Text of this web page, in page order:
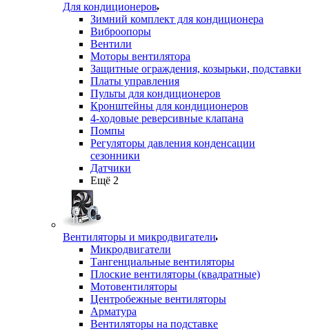
Для кондиционеров
Зимний комплект для кондиционера
Виброопоры
Вентили
Моторы вентилятора
Защитные ограждения, козырьки, подставки
Платы управления
Пульты для кондиционеров
Кронштейны для кондиционеров
4-ходовые реверсивные клапана
Помпы
Регуляторы давления конденсации
сезонники
Датчики
Ещё 2
Вентиляторы и микродвигатели
Микродвигатели
Тангенциальные вентиляторы
Плоские вентиляторы (квадратные)
Мотовентиляторы
Центробежные вентиляторы
Арматура
Вентиляторы на подставке